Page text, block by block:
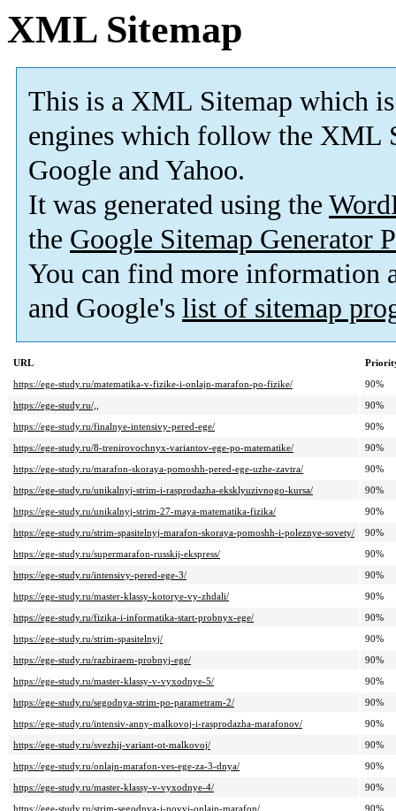
XML Sitemap
This is a XML Sitemap which is
engines which follow the XML
Google and Yahoo.
It was generated using the
the Google Sitemap Generator
You can find more information
and Google's list of sitemap
URL
https://ege-study.ru/matematika-v-fizike-i-onlajn-marafon-po-fizike/
90%
https://ege-study.ru/,,
90%
https://ege-study.ru/finalnye-intensivy-pered-ege/
90%
https://ege-study.ru/8-trenirovochnyx-variantov-ege-po-matematike/
90%
https://ege-study.ru/marafon-skoraya-pomoshh-pered-ege-uzhe-zavtra/
90%
https://ege-study.ru/unikalnyj-strim-i-rasprodazha-eksklyuzivnogo-kursa/
90%
https://ege-study.ru/unikalnyj-strim-27-maya-matematika-fizika/
90%
https://ege-study.ru/strim-spasitelnyj-marafon-skoraya-pomoshh-i-poleznye-sovety/
90%
https://ege-study.ru/supermarafon-russkij-ekspress/
90%
https://ege-study.ru/intensivy-pered-ege-3/
90%
https://ege-study.ru/master-klassy-kotorye-vy-zhdali/
90%
https://ege-study.ru/fizika-i-informatika-start-probnyx-ege/
90%
https://ege-study.ru/strim-spasitelnyj/
90%
https://ege-study.ru/razbiraem-probnyj-ege/
90%
https://ege-study.ru/master-klassy-v-vyxodnye-5/
90%
https://ege-study.ru/segodnya-strim-po-parametram-2/
90%
https://ege-study.ru/intensiv-anny-malkovoj-i-rasprodazha-marafonov/
90%
https://ege-study.ru/svezhij-variant-ot-malkovoj/
90%
https://ege-study.ru/onlajn-marafon-ves-ege-za-3-dnya/
90%
https://ege-study.ru/master-klassy-v-vyxodnye-4/
90%
https://ege-study.ru/strim-segodnya-i-novyj-onlajn-marafon/
90%